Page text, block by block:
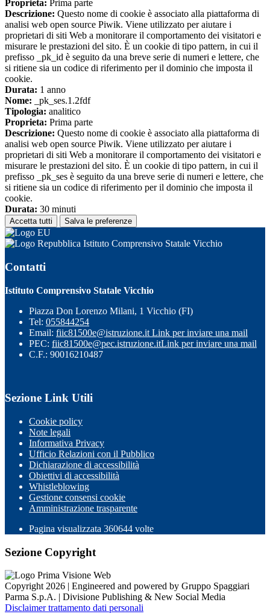
Proprieta: Prima parte
Descrizione: Questo nome di cookie è associato alla piattaforma di
analisi web open source Piwik. Viene utilizzato per aiutare i
proprietari di siti Web a monitorare il comportamento dei visitatori e
misurare le prestazioni del sito. È un cookie di tipo pattern, in cui il
prefisso _pk_id è seguito da una breve serie di numeri e lettere, che
si ritiene sia un codice di riferimento per il dominio che imposta il
cookie.
Durata: 1 anno
Nome: _pk_ses.1.2fdf
Tipologia: analitico
Proprieta: Prima parte
Descrizione: Questo nome di cookie è associato alla piattaforma di
analisi web open source Piwik. Viene utilizzato per aiutare i
proprietari di siti Web a monitorare il comportamento dei visitatori e
misurare le prestazioni del sito. È un cookie di tipo pattern, in cui il
prefisso _pk_ses è seguito da una breve serie di numeri e lettere, che
si ritiene sia un codice di riferimento per il dominio che imposta il
cookie.
Durata: 30 minuti
Accetta tutti Salva le preferenze
Istituto Comprensivo Statale Vicchio
Contatti
Istituto Comprensivo Statale Vicchio
Piazza Don Lorenzo Milani, 1 Vicchio (FI)
Tel: 055844254
Email: fiic81500e@istruzione.it Link per inviare una mail
PEC: fiic81500e@pec.istruzione.itLink per inviare una mail
C.F.: 90016210487
Sezione Link Utili
Cookie policy
Note legali
Informativa Privacy
Ufficio Relazioni con il Pubblico
Dichiarazione di accessibilità
Obiettivi di accessibilità
Whistleblowing
Gestione consensi cookie
Amministrazione trasparente
Pagina visualizzata 360644 volte
Sezione Copyright
Copyright 2026 | Engineered and powered by Gruppo Spaggiari
Parma S.p.A. | Divisione Publishing & New Social Media
Disclaimer trattamento dati personali